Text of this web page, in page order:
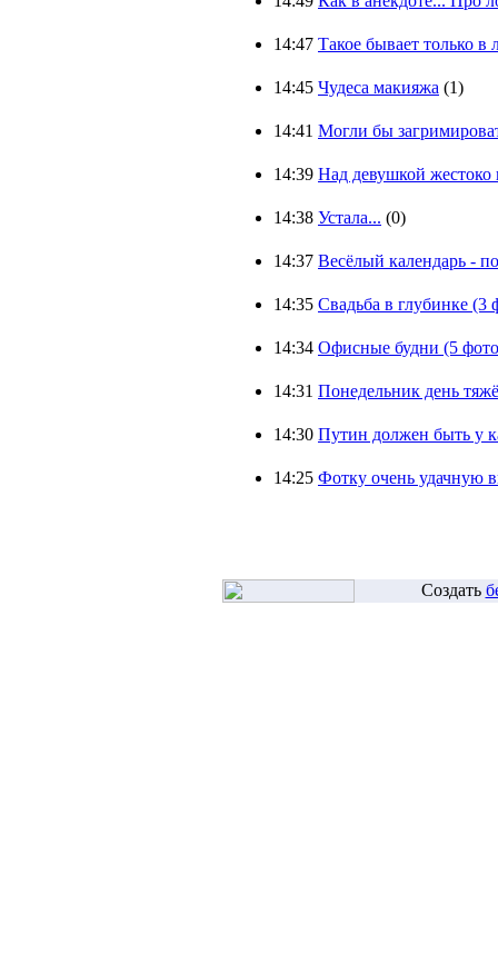
14:47 Такое бывает только в
14:45 Чудеса макияжа (1)
14:41 Могли бы
14:39 Над девушкой
14:38 Устала... (0)
14:37 Весёлый календарь -
14:35 Свадьба в глубинке (3
14:34 Офисные будни (5
14:31 Понедельник день
14:30 Путин должен быть у
14:25 Фотку очень удачную
Создать